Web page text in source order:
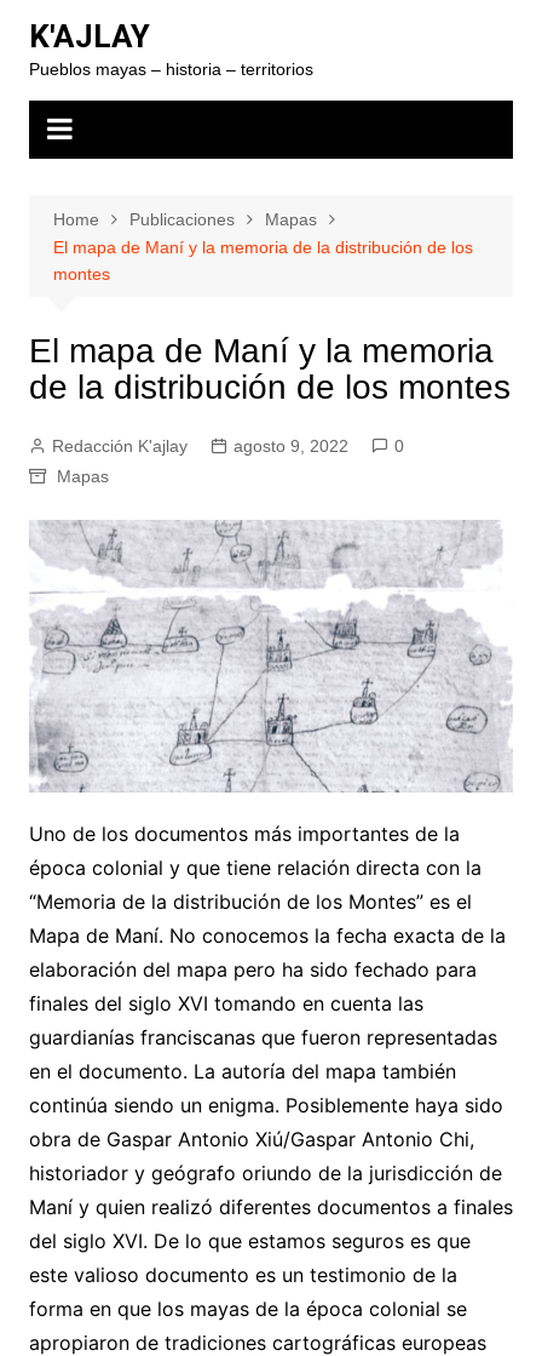
content
K'AJLAY
Pueblos mayas – historia – territorios
Home Publicaciones
Mapas
El mapa de Maní y la memoria de la distribución de los
montes
El mapa de Maní y la memoria
de la distribución de los montes
Redacción K'ajlay agosto 9, 2022
0
Mapas
Uno de los documentos más importantes de la
época colonial y que tiene relación directa con la
“Memoria de la distribución de los Montes” es el
Mapa de Maní. No conocemos la fecha exacta de la
elaboración del mapa pero ha sido fechado para
finales del siglo XVI tomando en cuenta las
guardianías franciscanas que fueron representadas
en el documento. La autoría del mapa también
continúa siendo un enigma. Posiblemente haya sido
obra de Gaspar Antonio Xiú/Gaspar Antonio Chi,
historiador y geógrafo oriundo de la jurisdicción de
Maní y quien realizó diferentes documentos a finales
del siglo XVI. De lo que estamos seguros es que
este valioso documento es un testimonio de la
forma en que los mayas de la época colonial se
apropiaron de tradiciones cartográficas europeas